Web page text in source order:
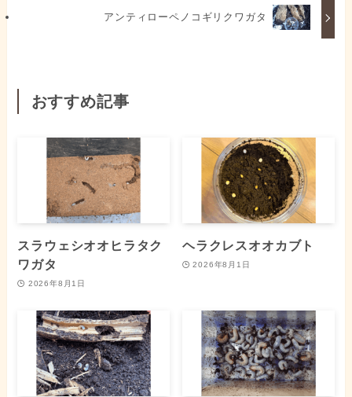
アンティローペノコギリクワガタ
おすすめ記事
スラウェシオオヒラタク
ワガタ
2026年8月1日
ヘラクレスオオカブト
2026年8月1日